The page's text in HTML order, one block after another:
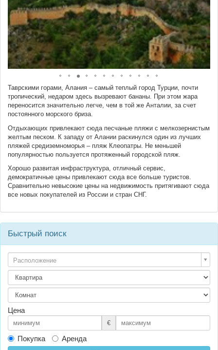
Таврскими горами, Алания – самый теплый город Турции, почти
тропический, недаром здесь вызревают бананы. При этом жара
переносится значительно легче, чем в той же Анталии, за счет
постоянного морского бриза.
Отдыхающих привлекают сюда песчаные пляжи с мелкозернистым
желтым песком. К западу от Алании раскинулся один из лучших
пляжей средиземноморья – пляж Клеопатры. Не меньшей
популярностью пользуется протяженный городской пляж.
Хорошо развитая инфраструктура, отличный сервис,
демократичные цены привлекают сюда все больше туристов.
Сравнительно невысокие цены на недвижимость притягивают сюда
все новых покупателей из России и стран СНГ.
Быстрый поиск
Расположение
Цена
€
Покупка
Аренда